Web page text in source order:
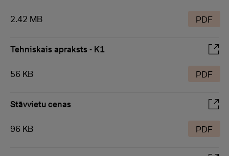
2.42 MB PDF
Tehniskais apraksts - K1
56 KB PDF
Stāvvietu cenas
96 KB PDF